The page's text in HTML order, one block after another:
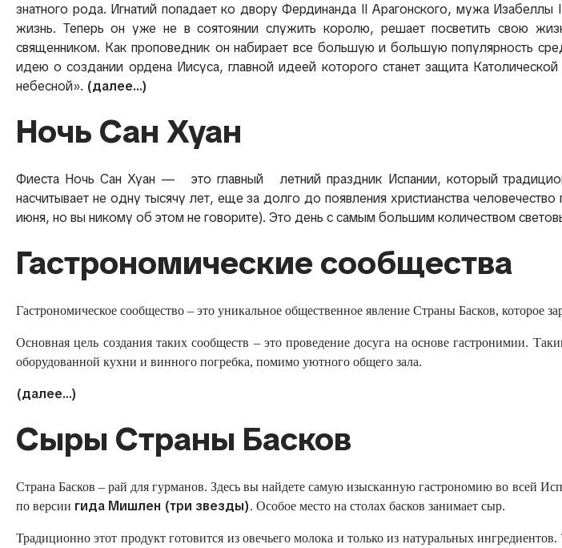
знатного рода. Игнатий попадает ко двору Фердинанда II Арагонского, мужа Изабеллы
жизнь. Теперь он уже не в соятоянии служить королю, решает посветить свою
священником. Как проповедник он набирает все большую и большую популярность
идею о создании ордена Иисуса, главной идеей которого станет защита
небесной». (далее…)
Ночь Сан Хуан
Фиеста Ночь Сан Хуан — это главный летний праздник Испании, который
насчитывает не одну тысячу лет, еще за долго до появления христианства
июня, но вы никому об этом не говорите). Это день с самым большим количеством
Гастрономические сообщества
Гастрономическое сообщество – это уникальное общественное явление Страны Басков, которое
Основная цель создания таких сообществ – это проведение досуга на основе гастронимии.
оборудованной кухни и винного погребка, помимо уютного общего зала.
(далее…)
Сыры Страны Басков
Страна Басков – рай для гурманов. Здесь вы найдете самую изысканную гастрономию во всей
по версии гида Мишлен (три звезды). Особое место на столах басков занимает сыр.
Традиционно этот продукт готовится из овечьего молока и только из натуральных